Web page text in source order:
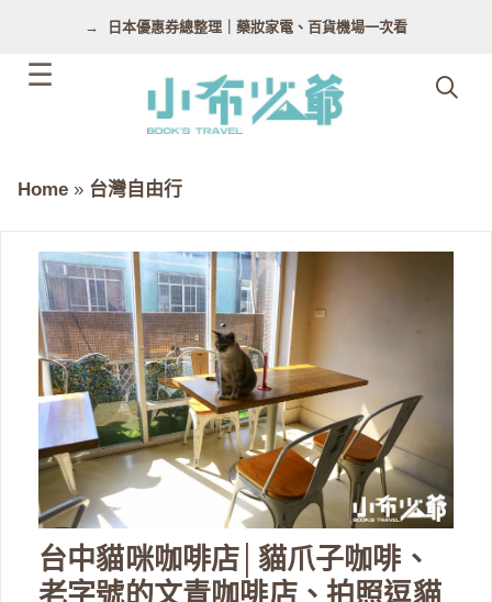
日本優惠券總整理｜藥妝家電、百貨機場一次看
Home » 台灣自由行
台中貓咪咖啡店│貓爪子咖啡、
老字號的文青咖啡店、拍照逗貓